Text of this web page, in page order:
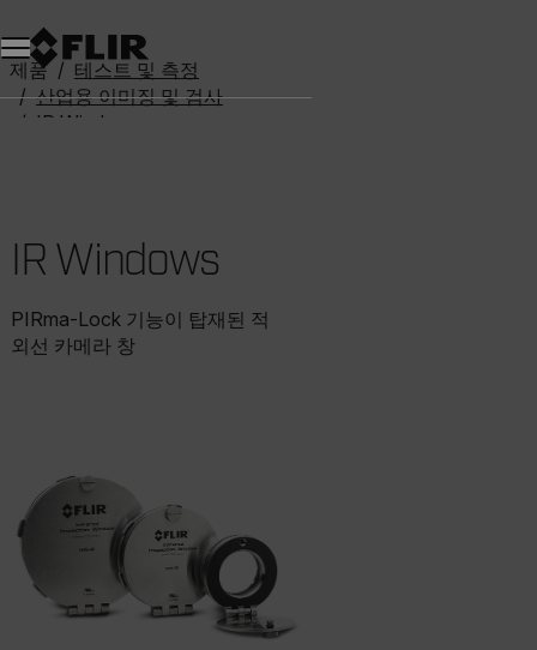
제품
테스트 및 측정
산업용 이미징 및 검사
IR Windows
IR Windows
PIRma-Lock 기능이 탑재된 적
외선 카메라 창